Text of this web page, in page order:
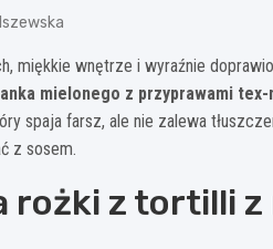
miękkie wnętrze i wyraźnie
mielonego z przyprawami tex-
spaja farsz, ale nie zalewa
z sosem.
rożki z tortilli